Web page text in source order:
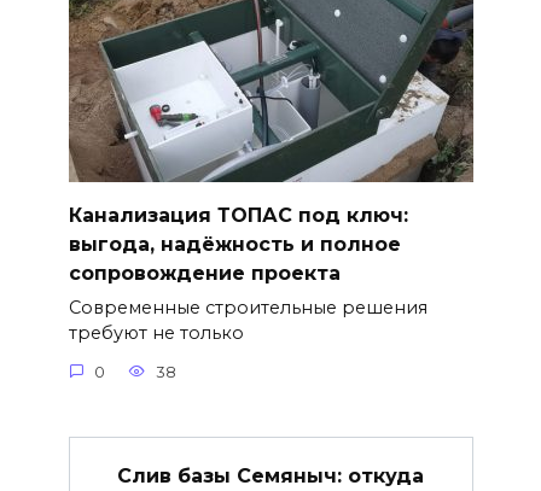
Канализация ТОПАС под ключ:
выгода, надёжность и полное
сопровождение проекта
Современные строительные решения
требуют не только
0 38
Слив базы Семяныч: откуда